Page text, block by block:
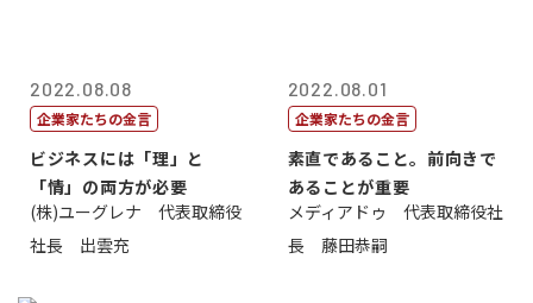
2022.08.08
企業家たちの金言
ビジネスには「理」と
「情」の両方が必要
(株)ユーグレナ 代表取締役
社長 出雲充
2022.08.01
企業家たちの金言
素直であること。前向きで
あることが重要
メディアドゥ 代表取締役社
長 藤田恭嗣